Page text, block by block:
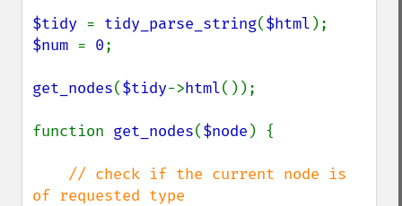
$tidy = tidy_parse_string($html
$num = 0;
get_nodes($tidy->html());
function get_nodes($node ) {
// check if the current node is
of requested type